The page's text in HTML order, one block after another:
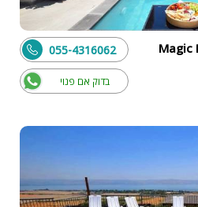
בדוק אם פנוי
055-4316062